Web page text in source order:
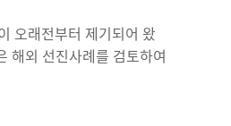
오래전부터 제기되어 왔
해외 선진사례를 검토하여